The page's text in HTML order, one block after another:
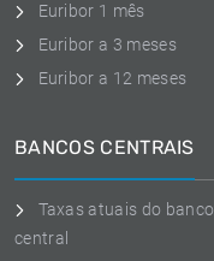
Euribor 1 mês
Euribor a 3 meses
Euribor a 12 meses
BANCOS CENTRAIS
Taxas atuais do banco
central